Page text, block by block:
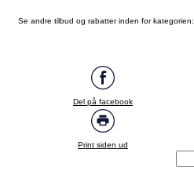
Se andre tilbud og rabatter inden for kategorien:
Del på facebook
Print siden ud